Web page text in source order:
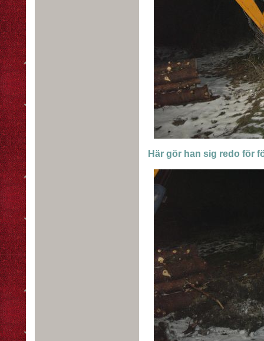
Här gör han sig redo för